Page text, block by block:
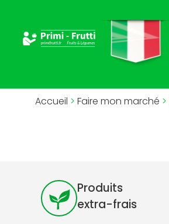
Accueil > Faire mon marché >
Produits
extra-frais